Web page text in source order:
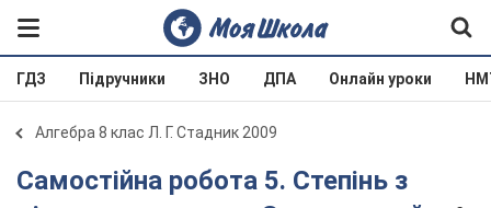
ГДЗ Підручники ЗНО ДПА Онлайн уроки
Алгебра 8 клас Л. Г. Стадник 2009
Самостійна робота 5. Степінь з